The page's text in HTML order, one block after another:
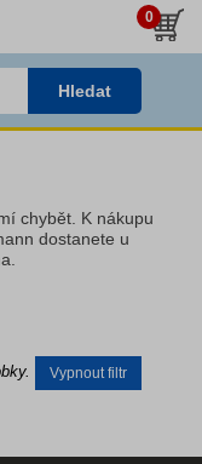
0
Hledat
chybět . K nákupu
dostanete u
Vypnout filtr